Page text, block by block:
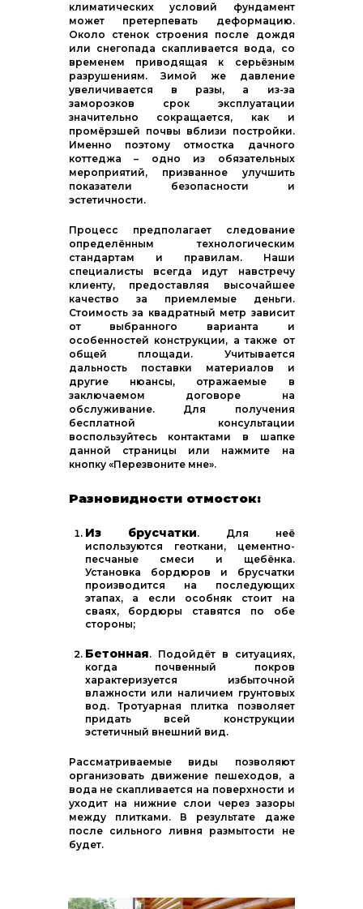
климатических условий фундамент
может претерпевать деформацию.
Около стенок строения после дождя
или снегопада скапливается вода, со
временем приводящая к серьёзным
разрушениям. Зимой же давление
увеличивается в разы, а из-за
заморозков срок эксплуатации
значительно сокращается, как и
промёрзшей почвы вблизи постройки.
Именно поэтому отмостка дачного
коттеджа – одно из обязательных
мероприятий, призванное улучшить
показатели безопасности и
эстетичности.
Процесс предполагает следование
определённым технологическим
стандартам и правилам. Наши
специалисты всегда идут навстречу
клиенту, предоставляя высочайшее
качество за приемлемые деньги.
Стоимость за квадратный метр зависит
от выбранного варианта и
особенностей конструкции, а также от
общей площади. Учитывается
дальность поставки материалов и
другие нюансы, отражаемые в
заключаемом договоре на
обслуживание. Для получения
бесплатной консультации
воспользуйтесь контактами в шапке
данной страницы или нажмите на
кнопку «Перезвоните мне».
Разновидности отмосток:
Из брусчатки. Для неё
используются геоткани, цементно-
песчаные смеси и щебёнка.
Установка бордюров и брусчатки
производится на последующих
этапах, а если особняк стоит на
сваях, бордюры ставятся по обе
стороны;
Бетонная. Подойдёт в ситуациях,
когда почвенный покров
характеризуется избыточной
влажности или наличием грунтовых
вод. Тротуарная плитка позволяет
придать всей конструкции
эстетичный внешний вид.
Рассматриваемые виды позволяют
организовать движение пешеходов, а
вода не скапливается на поверхности и
уходит на нижние слои через зазоры
между плитками. В результате даже
после сильного ливня размытости не
будет.